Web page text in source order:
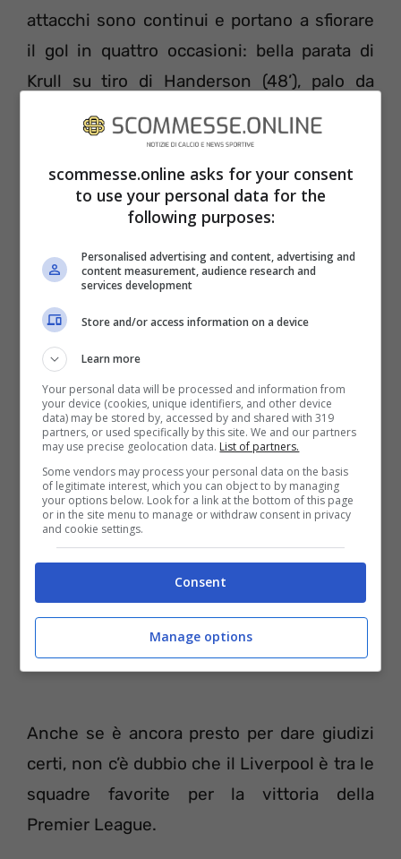
attacchi sono continui e portano a sfiorare
il gol in quattro occasioni: bella parata di
Krull su tiro di Handerson (48’), palo da
posizione ravvicinata di Firmino (49’), tiro di
sinistro leggermente impreciso di Salah
(54’) e conclusione debole di Fabinho (55’).
Poi, ecco svegliarsi dal torpore il Norwich:
prima Leitner, ex giocatore della Lazio,
colpisce la traversa da buona posizione
(62’), poi Pukki batte Adrian in uscita su
invito di Buendia. Da questo momento in
poi, il Liverpool riprende in mano la partita
impedendo agli avversari di rendersi
pericolosi, conquistando i primi tre punti
della stagione.
Anche se è ancora presto per dare giudizi
certi, non c’è dubbio che il Liverpool è tra le
squadre favorite per la vittoria della
Premier League.
scommesse.online asks for your consent
to use your personal data for the
following purposes:
Personalised advertising and content, advertising and
content measurement, audience research and
services development
Store and/or access information on a device
Learn more
Your personal data will be processed and information from
your device (cookies, unique identifiers, and other device
data) may be stored by, accessed by and shared with 319
partners, or used specifically by this site. We and our partners
may use precise geolocation data. List of partners.
Some vendors may process your personal data on the basis
of legitimate interest, which you can object to by managing
your options below. Look for a link at the bottom of this page
or in the site menu to manage or withdraw consent in privacy
and cookie settings.
Consent
Manage options